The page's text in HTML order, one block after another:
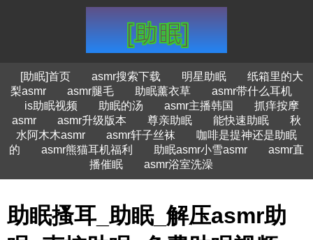
[助眠]首页 asmr搜索下载 明星助眠
纸箱里的大
梨asmr
asmr腿毛 助眠薰衣草
asmr带什么耳机
is助眠视频
助眠的汤 asmr主播韩国
抓痒按摩
asmr
asmr升级版本 尊亲助眠 能快速助眠
秋
水阿木木asmr
asmr轩子丝袜
咖啡是提神还是助眠
的
asmr熊猫耳机福利 助眠asmr小雪asmr
asmr直
播催眠
asmr浴室洗澡
助眠搔耳_助眠_解压asmr助